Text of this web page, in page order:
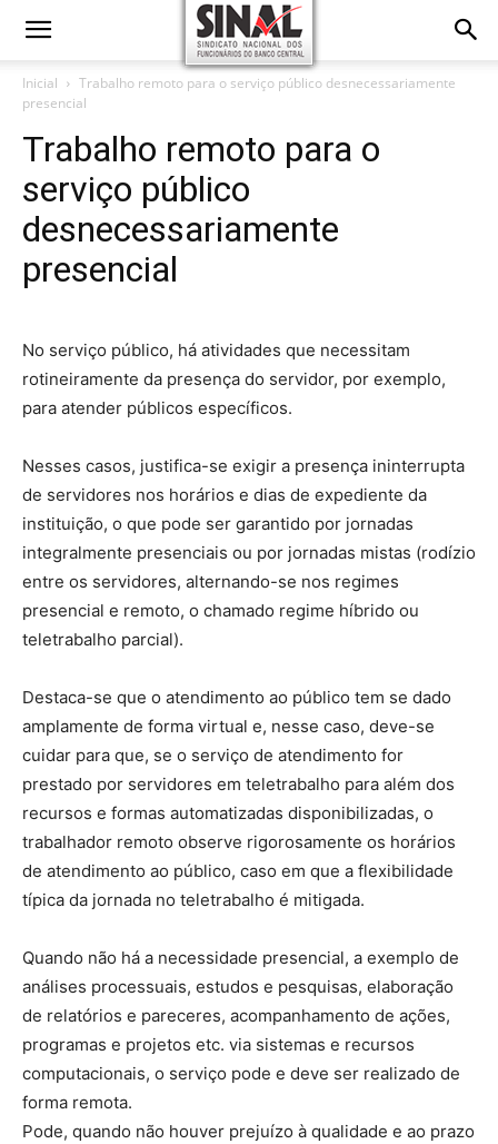
Inicial
Trabalho remoto para o serviço público desnecessariamente
presencial
Trabalho remoto para o
serviço público
desnecessariamente
presencial
No serviço público, há atividades que necessitam
rotineiramente da presença do servidor, por exemplo,
para atender públicos específicos.
Nesses casos, justifica-se exigir a presença ininterrupta
de servidores nos horários e dias de expediente da
instituição, o que pode ser garantido por jornadas
integralmente presenciais ou por jornadas mistas (rodízio
entre os servidores, alternando-se nos regimes
presencial e remoto, o chamado regime híbrido ou
teletrabalho parcial).
Destaca-se que o atendimento ao público tem se dado
amplamente de forma virtual e, nesse caso, deve-se
cuidar para que, se o serviço de atendimento for
prestado por servidores em teletrabalho para além dos
recursos e formas automatizadas disponibilizadas, o
trabalhador remoto observe rigorosamente os horários
de atendimento ao público, caso em que a flexibilidade
típica da jornada no teletrabalho é mitigada.
Quando não há a necessidade presencial, a exemplo de
análises processuais, estudos e pesquisas, elaboração
de relatórios e pareceres, acompanhamento de ações,
programas e projetos etc. via sistemas e recursos
computacionais, o serviço pode e deve ser realizado de
forma remota.
Pode, quando não houver prejuízo à qualidade e ao prazo